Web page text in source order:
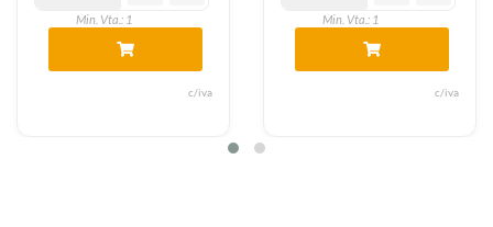
Min. Vta.: 1
c/iva
Min. Vta.: 1
c/iva